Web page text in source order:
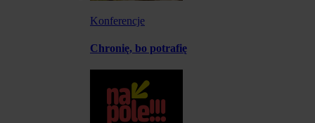
Konferencje
Chronię, bo potrafię